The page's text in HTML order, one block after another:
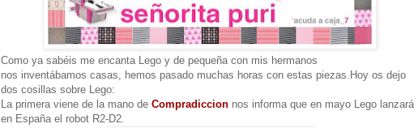
Como ya sabéis me encanta Lego y de pequeña con mis hermanos
nos inventábamos casas, hemos pasado muchas horas con estas piezas.Hoy os dejo
dos cosillas sobre Lego:
La primera viene de la mano de Compradiccion nos informa que en mayo Lego lanzará
en España el robot R2-D2.